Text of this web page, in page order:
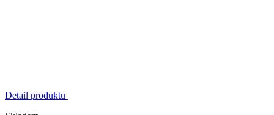
Detail produktu